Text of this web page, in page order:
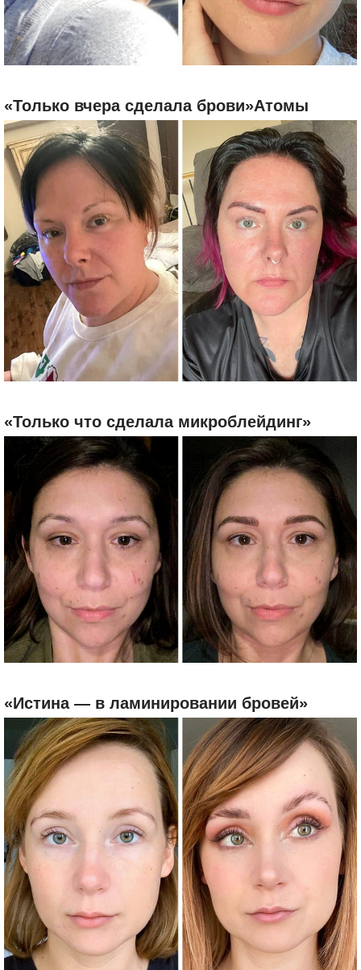
«Только вчера сделала брови»Атомы
«Только что сделала микроблейдинг»
«Истина — в ламинировании бровей»